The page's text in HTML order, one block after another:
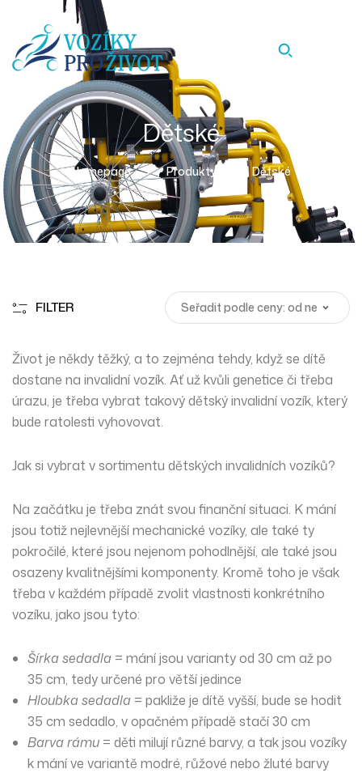
Dětské
Homepage Produkty Dětské
FILTER
Život je někdy těžký, a to zejména tehdy, když se dítě
dostane na invalidní vozík. Ať už kvůli genetice či třeba
úrazu, je třeba vybrat takový dětský invalidní vozík, který
bude ratolesti vyhovovat.
Jak si vybrat v sortimentu dětských invalidních vozíků?
Na začátku je třeba znát svou finanční situaci. K mání
jsou totiž nejlevnější mechanické vozíky, ale také ty
pokročilé, které jsou nejenom pohodlnější, ale také jsou
osazeny kvalitnějšími komponenty. Kromě toho je však
třeba v každém případě zvolit vlastnosti konkrétního
vozíku, jako jsou tyto:
Šírka sedadla = mání jsou varianty od 30 cm až po
35 cm, tedy určené pro větší jedince
Hloubka sedadla = pakliže je dítě vyšší, bude se hodit
35 cm sedadlo, v opačném případě stačí 30 cm
Barva rámu = děti milují různé barvy, a tak jsou vozíky
k mání ve variantě modré, růžové nebo žluté barvy